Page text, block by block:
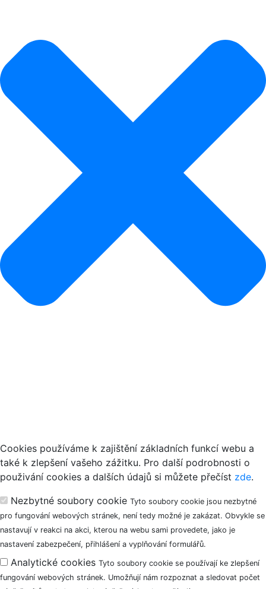
Cookies používáme k zajištění základních funkcí webu a
také k zlepšení vašeho zážitku. Pro další podrobnosti o
použivání cookies a dalších údajů si můžete přečíst zde.
Nezbytné soubory cookie Tyto soubory cookie jsou nezbytné
pro fungování webových stránek, není tedy možné je zakázat. Obvykle se
nastavují v reakci na akci, kterou na webu sami provedete, jako je
nastavení zabezpečení, přihlášení a vyplňování formulářů.
Analytické cookies Tyto soubory cookie se používají ke zlepšení
fungování webových stránek. Umožňují nám rozpoznat a sledovat počet